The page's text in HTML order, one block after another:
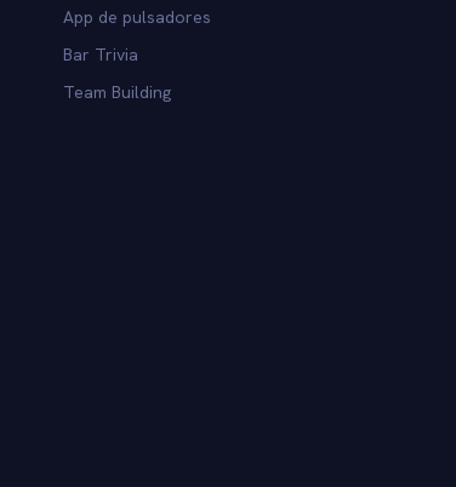
App de pulsadores
Bar Trivia
Team Building